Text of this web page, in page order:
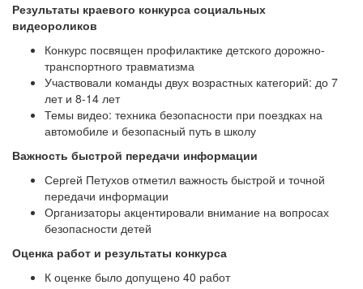
Результаты краевого конкурса социальных
видеороликов
Конкурс посвящен профилактике детского дорожно-
транспортного травматизма
Участвовали команды двух возрастных категорий: до 7
лет и 8-14 лет
Темы видео: техника безопасности при поездках на
автомобиле и безопасный путь в школу
Важность быстрой передачи информации
Сергей Петухов отметил важность быстрой и точной
передачи информации
Организаторы акцентировали внимание на вопросах
безопасности детей
Оценка работ и результаты конкурса
К оценке было допущено 40 работ